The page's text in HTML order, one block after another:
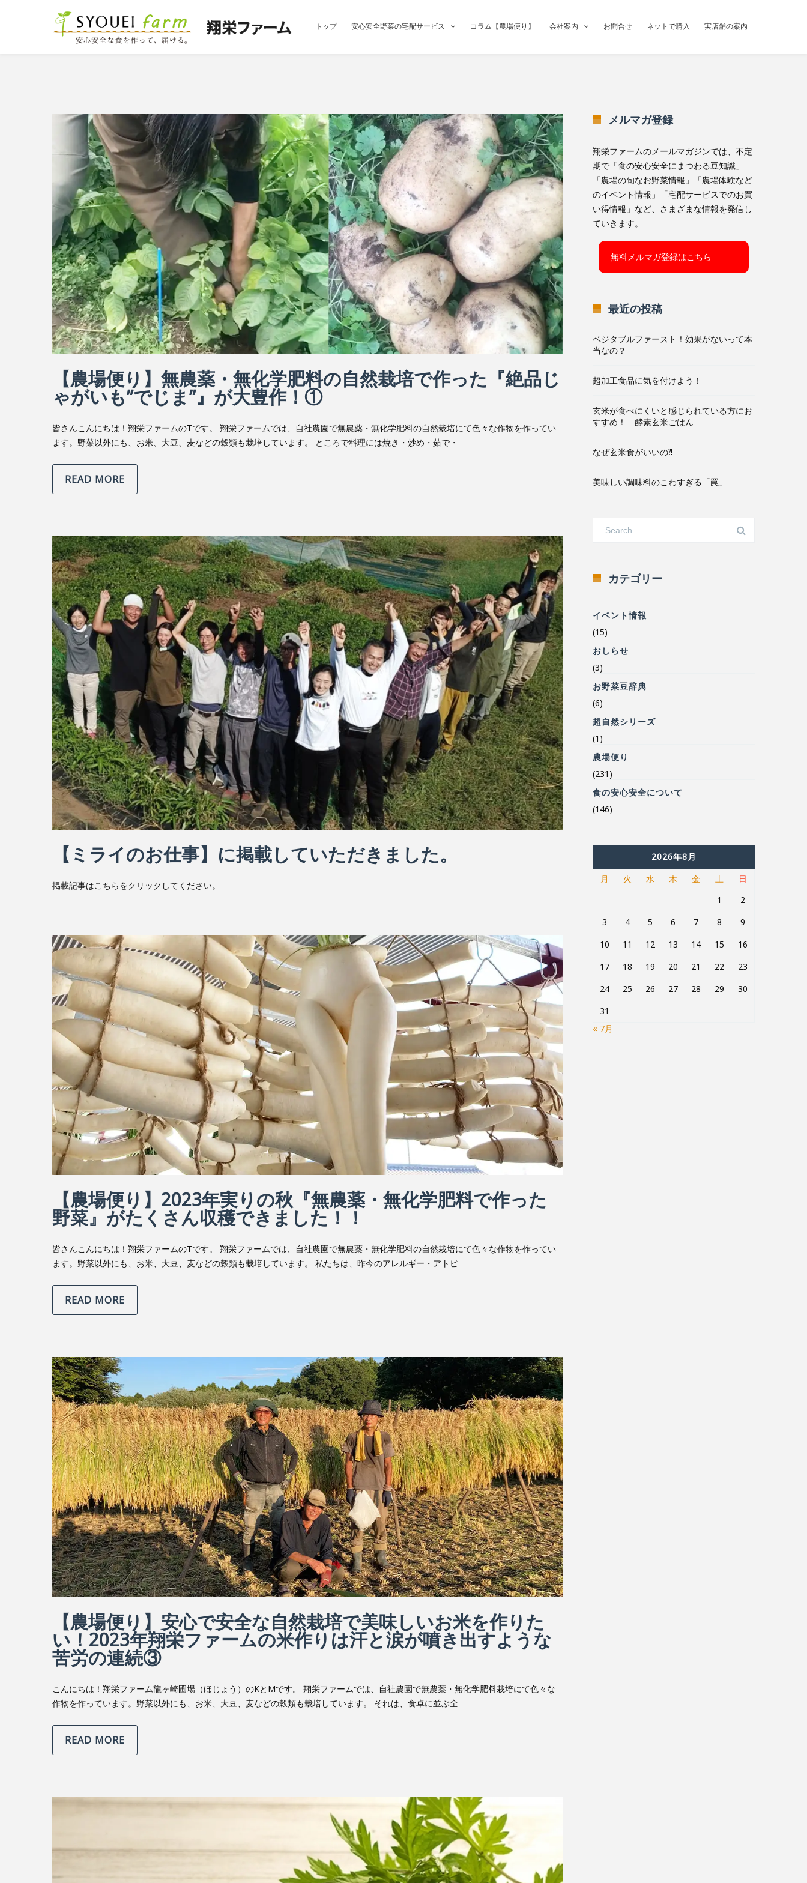
トップ 安心安全野菜の宅配サービス コラム【農場便り】 会社案内 お問合せ ネットで購入 実店舗の案内
【農場便り】無農薬・無化学肥料の自然栽培で作った『絶品じ
ゃがいも”でじま”』が大豊作！①
皆さんこんにちは！翔栄ファームのTです。 翔栄ファームでは、自社農園で無農薬・無化学肥料の自然栽培にて色々な作物を作ってい
ます。野菜以外にも、お米、大豆、麦などの穀類も栽培しています。 ところで料理には焼き・炒め・茹で・
READ MORE
【ミライのお仕事】に掲載していただきました。
掲載記事はこちらをクリックしてください。
【農場便り】2023年実りの秋『無農薬・無化学肥料で作った
野菜』がたくさん収穫できました！！
皆さんこんにちは！翔栄ファームのTです。 翔栄ファームでは、自社農園で無農薬・無化学肥料の自然栽培にて色々な作物を作ってい
ます。野菜以外にも、お米、大豆、麦などの穀類も栽培しています。 私たちは、昨今のアレルギー・アトピ
READ MORE
【農場便り】安心で安全な自然栽培で美味しいお米を作りた
い！2023年翔栄ファームの米作りは汗と涙が噴き出すような
苦労の連続③
こんにちは！翔栄ファーム龍ヶ崎圃場（ほじょう）のKとMです。 翔栄ファームでは、自社農園で無農薬・無化学肥料栽培にて色々な
作物を作っています。野菜以外にも、お米、大豆、麦などの穀類も栽培しています。 それは、食卓に並ぶ全
READ MORE
メルマガ登録
翔栄ファームのメールマガジンでは、不定
期で「食の安心安全にまつわる豆知識」
「農場の旬なお野菜情報」「農場体験など
のイベント情報」「宅配サービスでのお買
い得情報」など、さまざまな情報を発信し
ていきます。
無料メルマガ登録はこちら
最近の投稿
ベジタブルファースト！効果がないって本
当なの？
超加工食品に気を付けよう！
玄米が食べにくいと感じられている方にお
すすめ！ 酵素玄米ごはん
なぜ玄米食がいいの⁈
美味しい調味料のこわすぎる「罠」
カテゴリー
イベント情報
(15)
おしらせ
(3)
お野菜豆辞典
(6)
超自然シリーズ
(1)
農場便り
(231)
食の安心安全について
(146)
2026年8月
月
火 水 木 金 土
日
1
2
3
4 5 6 7 8
9
10
11 12 13 14 15
16
17
18 19 20 21 22
23
24
25 26 27 28 29
30
31
« 7月